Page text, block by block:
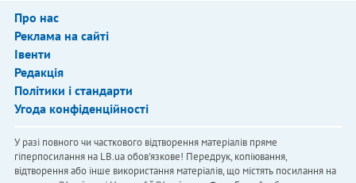
Про нас
Реклама на сайті
Івенти
Редакція
Політики і стандарти
Угода конфіденційності
У разі повного чи часткового відтворення матеріалів пряме
гіперпосилання на LB.ua обов'язкове! Передрук, копіювання,
відтворення або інше використання матеріалів, що містять посилання на